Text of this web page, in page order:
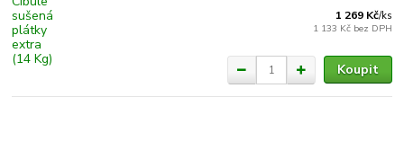
1 269 Kč/ks
1 133 Kč bez DPH
Koupit